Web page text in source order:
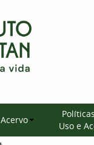
Acervo
Uso e